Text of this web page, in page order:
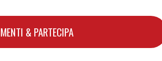
& PARTECIPA